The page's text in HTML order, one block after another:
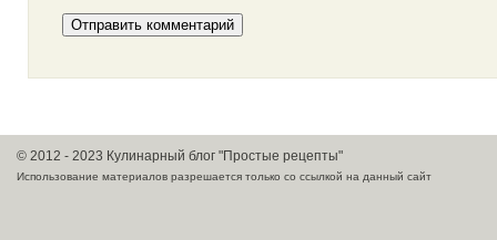
© 2012 - 2023 Кулинарный блог "Простые рецепты"
Использование материалов разрешается только со ссылкой на данный сайт